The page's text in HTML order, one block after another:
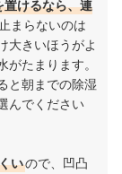
置けるなら、連
まらないのは
大きいほうがよ
たまります。
と朝までの除湿
んでください
いので、凹凸